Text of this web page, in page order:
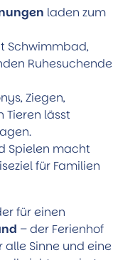
laden zum
Schwimmbad,
Ruhesuchende
Ziegen,
Tieren lässt
Spielen macht
für Familien
für einen
– der Ferienhof
alle Sinne und eine